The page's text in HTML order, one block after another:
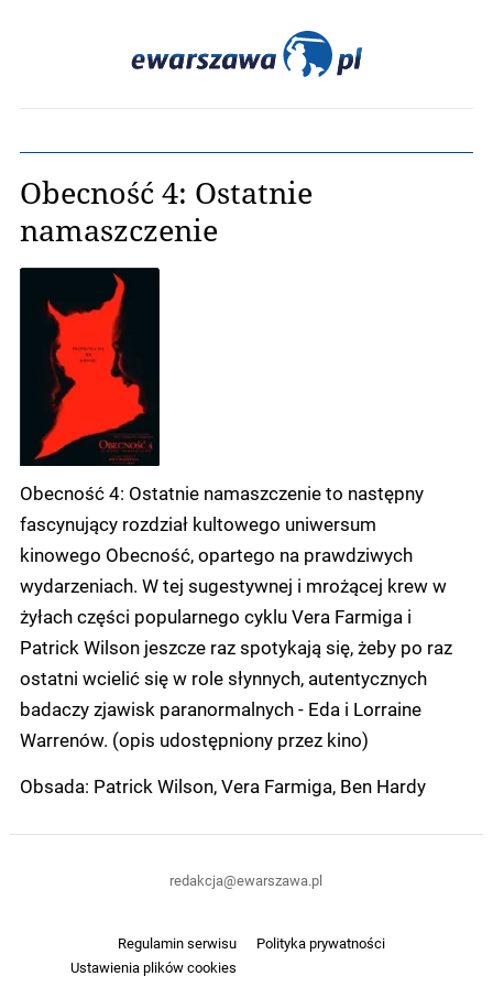
Obecność 4: Ostatnie
namaszczenie
Obecność 4: Ostatnie namaszczenie to następny
fascynujący rozdział kultowego uniwersum
kinowego Obecność, opartego na prawdziwych
wydarzeniach. W tej sugestywnej i mrożącej krew w
żyłach części popularnego cyklu Vera Farmiga i
Patrick Wilson jeszcze raz spotykają się, żeby po raz
ostatni wcielić się w role słynnych, autentycznych
badaczy zjawisk paranormalnych - Eda i Lorraine
Warrenów. (opis udostępniony przez kino)
Obsada: Patrick Wilson, Vera Farmiga, Ben Hardy
Regulamin serwisu
Polityka prywatności
Ustawienia plików cookies
redakcja@ewarszawa.pl